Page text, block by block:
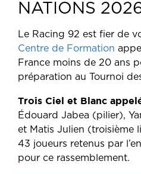
NATIONS
Le Racing 92 est fier de
Centre de Formation
France moins de 20 ans
préparation au Tournoi
Trois Ciel et Blanc
Édouard Jabea (pilier),
et Matis Julien (troisième
43 joueurs retenus par
pour ce rassemblement.